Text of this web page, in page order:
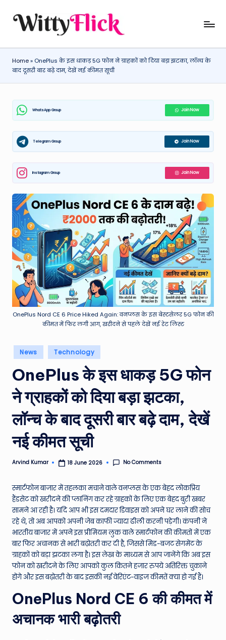
W
it
ty
Fl
k:
L
a
t
e
st
W
e
a
t
h
er
,
e
c
h
&
M
vi
e
N
e
w
s
A
ro
u
n
d
WittyFlick:
Tech
Around
World
Home» OnePlus के इस धाकड़ 5G फोन ने ग्राहकों को दिया बड़ा झटका, लॉन्च के
बाद दूसरी बार बढ़े दाम, देखें नई कीमत सूची
WhatsApp Group Join Now
Telegram Group Join Now
Instagram Group Join Now
OnePlus Nord CE 6 Price Hiked Again: वनप्लस के इस बेस्टसेलर 5G फोन की
कीमत में फिर लगी आग, खरीदने से पहले देखें नई रेट लिस्ट
Posted
in
News Technology
OnePlus के इस धाकड़ 5G फोन
ने ग्राहकों को दिया बड़ा झटका,
लॉन्च के बाद दूसरी बार बढ़े दाम, देखें
नई कीमत सूची
Posted
Arvind Kumar 18 June 2026 No Comments
स्मार्टफोन बाजार में तहलका मचाने वाले वनप्लस के एक बेहद लोकप्रिय
हैंडसेट को खरीदने की प्लानिंग कर रहे ग्राहकों के लिए एक बेहद बुरी खबर
सामने आ रही है। यदि आप भी इस दमदार डिवाइस को अपने घर लाने की सोच
रहे थे, तो अब आपको अपनी जेब काफी ज्यादा ढीली करनी पड़ेगी। कंपनी ने
भारतीय बाजार में अपने इस प्रीमियम लुक वाले स्मार्टफोन की कीमतों में एक
बार फिर अचानक से भारी बढ़ोतरी कर दी है, जिससे मिड-बजट सेगमेंट के
ग्राहकों को बड़ा झटका लगा है। इस लेख के माध्यम से आप जानेंगे कि अब इस
फोन को खरीदने के लिए आपको कुल कितने हजार रुपये अतिरिक्त चुकाने
होंगे और इस बढ़ोतरी के बाद इसकी नई वेरिएंट-वाइज कीमतें क्या हो गई हैं।
OnePlus Nord CE 6 की कीमत में
अचानक भारी बढ़ोतरी